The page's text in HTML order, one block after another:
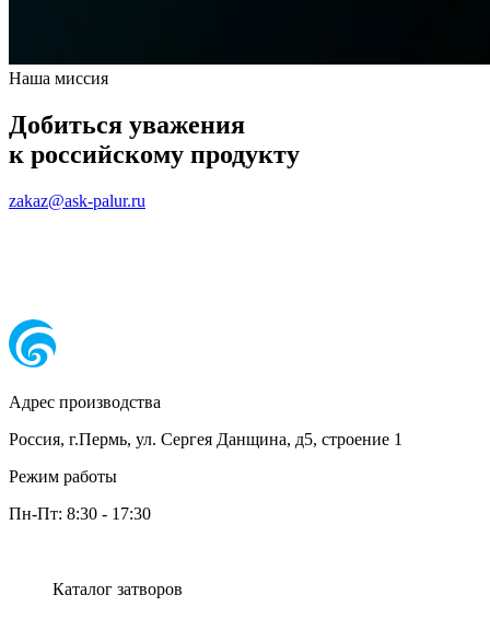
Наша миссия
Добиться уважения
к российскому продукту
zakaz@ask-palur.ru
Адрес производства
Россия, г.Пермь, ул. Сергея Данщина, д5, строение 1
Режим работы
Пн-Пт: 8:30 - 17:30
Каталог затворов